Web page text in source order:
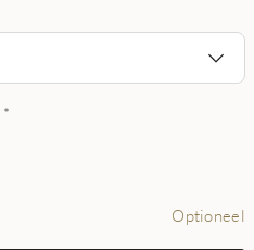
*
Optioneel